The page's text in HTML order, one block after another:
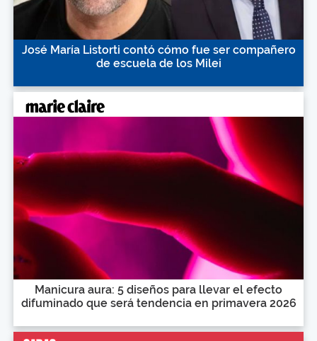
José María Listorti contó cómo fue ser compañero
de escuela de los Milei
Manicura aura: 5 diseños para llevar el efecto
difuminado que será tendencia en primavera 2026